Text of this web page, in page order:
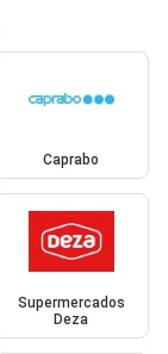
Caprabo
Supermercados
Deza